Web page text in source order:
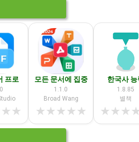
프로
★★
모든 문서에 집중
1.1.0
Broad Wang
★★★★★
한국사 능
1.8.85
별책
★★★